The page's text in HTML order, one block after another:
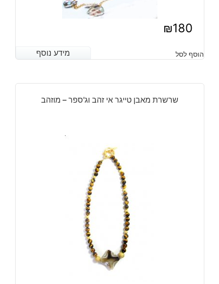
₪180
מידע נוסף הוסף לסל מידע נוסף
שרשרת מאבן טייגר אי זהב וג'ספר – מוזהב